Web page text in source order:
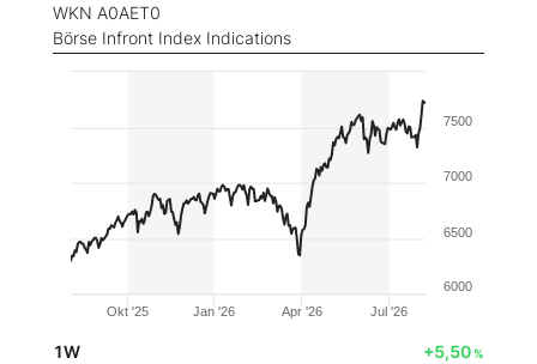
WKN A0AET0
Börse Infront Index Indications
Okt '25 Jan '26 Apr '26 Jul '26
6000
6500
7000
7500
1W +5,50%